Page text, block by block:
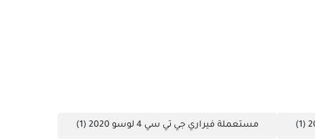
(1) مستعملة فيراري جي تي سي 4 لوسو 2020 (1)